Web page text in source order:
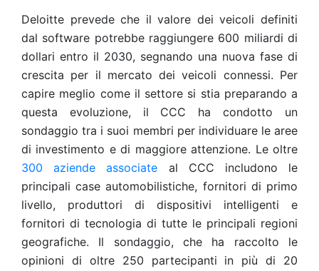
Deloitte prevede che il valore dei veicoli definiti
dal software potrebbe raggiungere 600 miliardi di
dollari entro il 2030, segnando una nuova fase di
crescita per il mercato dei veicoli connessi. Per
capire meglio come il settore si stia preparando a
questa evoluzione, il CCC ha condotto un
sondaggio tra i suoi membri per individuare le aree
di investimento e di maggiore attenzione. Le oltre
300 aziende associate al CCC includono le
principali case automobilistiche, fornitori di primo
livello, produttori di dispositivi intelligenti e
fornitori di tecnologia di tutte le principali regioni
geografiche. Il sondaggio, che ha raccolto le
opinioni di oltre 250 partecipanti in più di 20